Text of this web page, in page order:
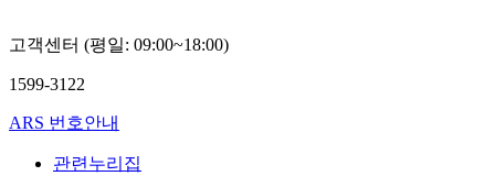
고객센터 (평일: 09:00~18:00)
1599-3122
ARS 번호안내
관련누리집